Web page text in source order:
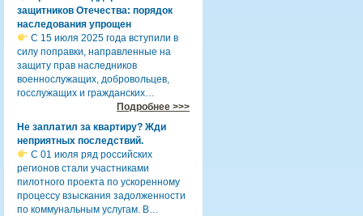
защитников Отечества: порядок
наследования упрощен
С 15 июля 2025 года вступили в
силу поправки, направленные на
защиту прав наследников
военнослужащих, добровольцев,
госслужащих и гражданских…
Подробнее >>>
Не заплатил за квартиру? Жди
неприятных последствий.
С 01 июля ряд российских
регионов стали участниками
пилотного проекта по ускоренному
процессу взыскания задолженности
по коммунальным услугам. В…